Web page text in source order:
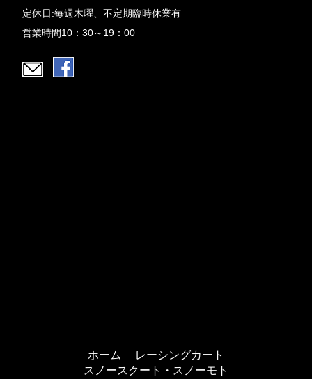
定休日:毎週木曜、不定期臨時休業有
営業時間10：30～19：00
ホーム
レーシングカート
スノースクート・スノーモト